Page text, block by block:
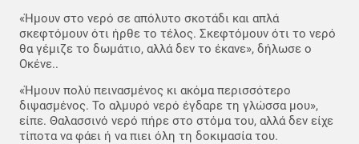
«Ήμουν στο νερό σε απόλυτο σκοτάδι και απλά
σκεφτόμουν ότι ήρθε το τέλος. Σκεφτόμουν ότι το νερό
θα γέμιζε το δωμάτιο, αλλά δεν το έκανε», δήλωσε ο
Οκένε..
«Ήμουν πολύ πεινασμένος κι ακόμα περισσότερο
διψασμένος. Το αλμυρό νερό έγδαρε τη γλώσσα μου»,
είπε. Θαλασσινό νερό πήρε στο στόμα του, αλλά δεν είχε
τίποτα να φάει ή να πιει όλη τη δοκιμασία του.